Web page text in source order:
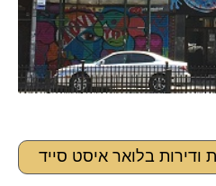
ודירות בלואר איסט סייד